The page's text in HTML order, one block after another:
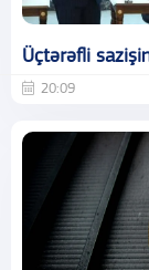
Üçtərəfli
20:09